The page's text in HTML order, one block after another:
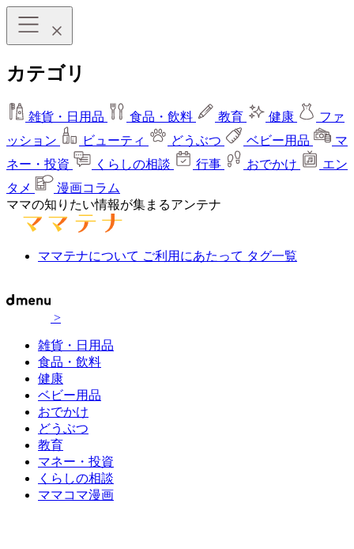
カテゴリ
雑貨・日用品 食品・飲料 教育 健康
ファ
ッション
ビューティ どうぶつ ベビー用品
マ
ネー・投資
くらしの相談 行事 おでかけ
エン
タメ
漫画コラム
ママの知りたい情報が集まるアンテナ
ママテナについて ご利用にあたって タグ一覧
>
雑貨・日用品
食品・飲料
健康
ベビー用品
おでかけ
どうぶつ
教育
マネー・投資
くらしの相談
ママコマ漫画